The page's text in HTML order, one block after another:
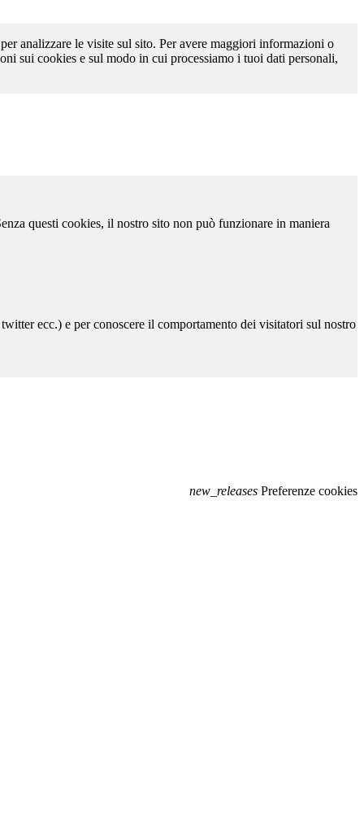
analizzare le visite sul sito. Per avere maggiori informazioni o
sui cookies e sul modo in cui processiamo i tuoi dati personali,
questi cookies, il nostro sito non può funzionare in maniera
ecc.) e per conoscere il comportamento dei visitatori sul nostro
new_releases Preferenze cookies